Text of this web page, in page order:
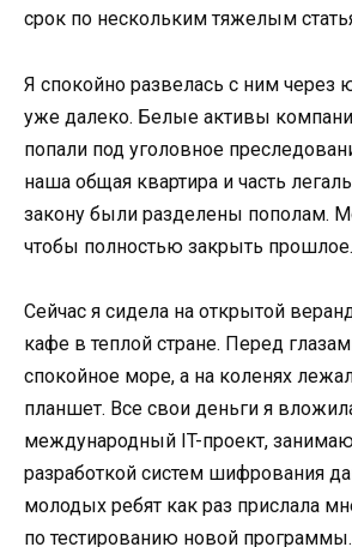
срок по нескольким тяжелым
Я спокойно развелась с ним через
уже далеко. Белые активы
попали под уголовное
наша общая квартира и часть
закону были разделены пополам.
чтобы полностью закрыть прошлое.
Сейчас я сидела на открытой
кафе в теплой стране. Перед
спокойное море, а на коленях
планшет. Все свои деньги я
международный IT-проект,
разработкой систем шифрования
молодых ребят как раз прислала
по тестированию новой программы.